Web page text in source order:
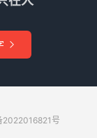

2022016821号